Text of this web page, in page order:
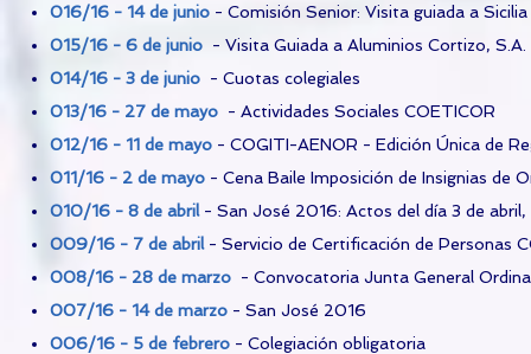
016/16 - 14 de junio - Comisión Senior: Visita guiada a Sicilia
015/16 - 6 de junio - Visita Guiada a Aluminios Cortizo, S.A.
014/16 - 3 de junio - Cuotas colegiales
013/16 - 27 de mayo - Actividades Sociales COETICOR
012/16 - 11 de mayo - COGITI-AENOR - Edición Única de
011/16 - 2 de mayo - Cena Baile Imposición de Insignias de
010/16 - 8 de abril- San José 2016: Actos del día 3 de abril,
009/16 - 7 de abril- Servicio de Certificación de Personas
008/16 - 28 de marzo - Convocatoria Junta General
007/16 - 14 de marzo - San José 2016
006/16 - 5 de febrero - Colegiación obligatoria